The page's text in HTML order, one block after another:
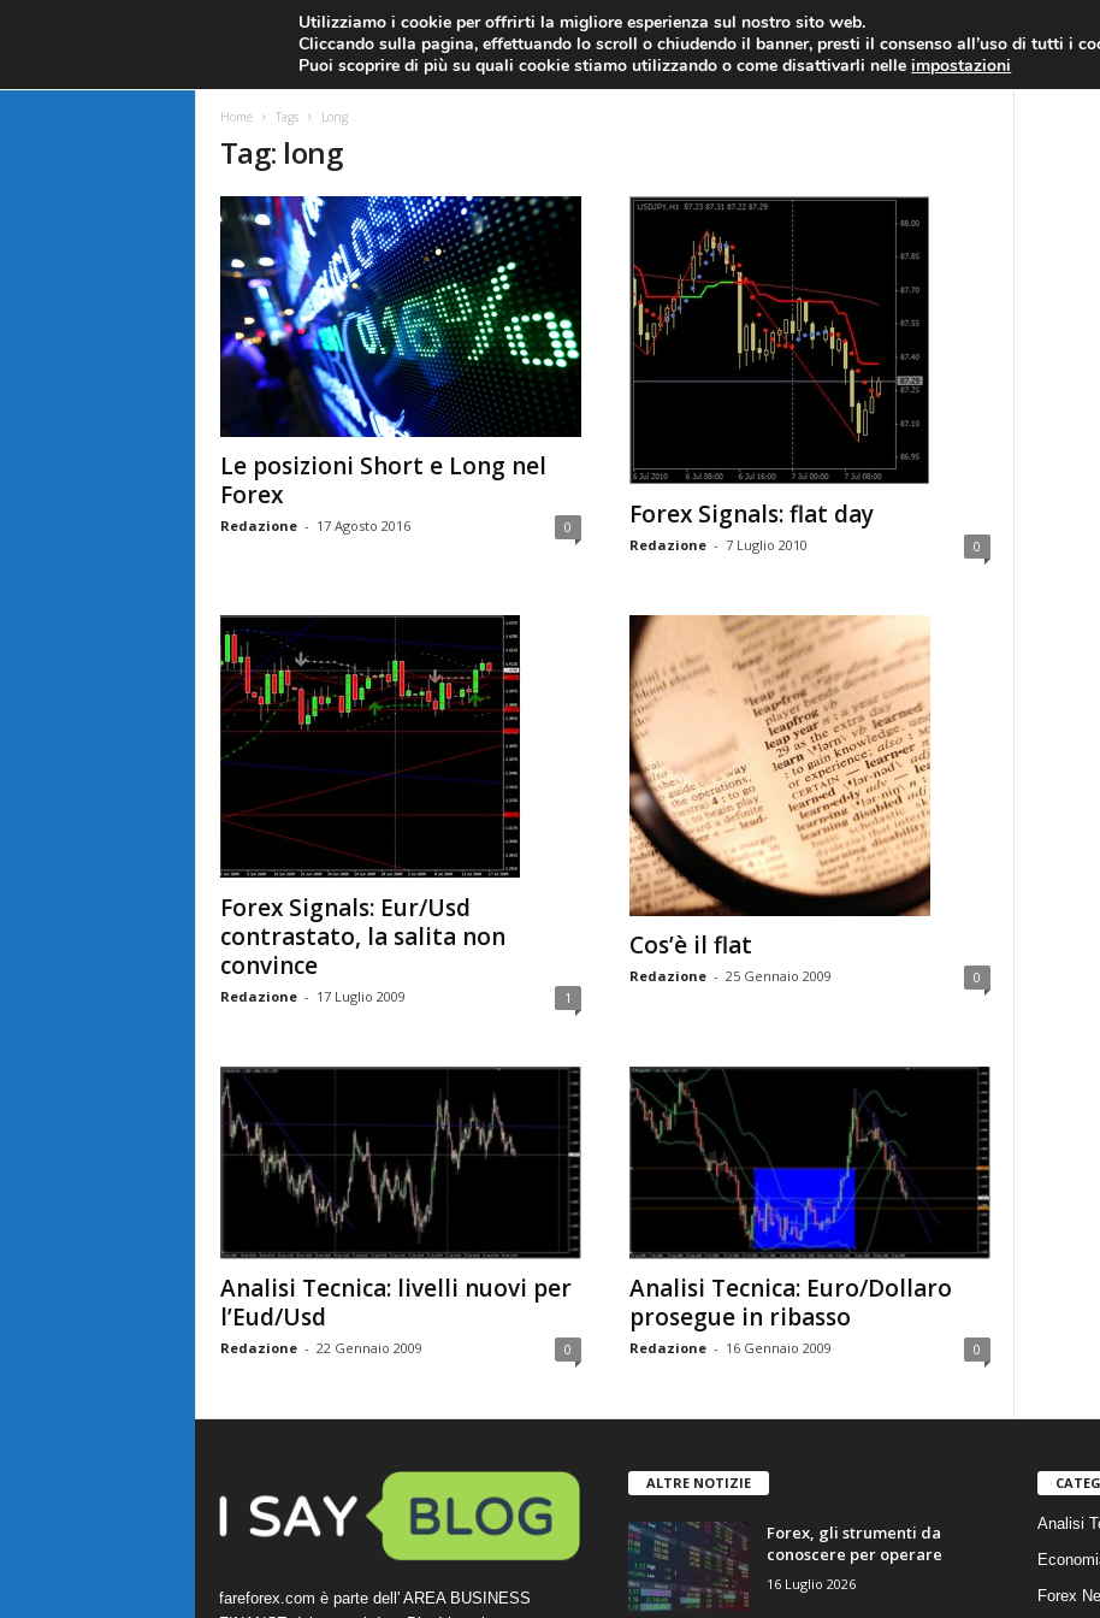
CANDELE GIAPPONESI ECONOMIA FOREX GRATIS FOREX NEWS FOREX SIGNALS FOREX TRADING
F
a
r
e
F
o
r
ANALISI TECNICA EURO/DOLLARO ECONOMIA FOREX NEWS
Home Tags Long
Tag: long
Le posizioni Short e Long nel
Forex
Redazione - 17 Agosto 2016 0 Forex Signals: flat day
Redazione - 7 Luglio 2010 0
Forex Signals: Eur/Usd
contrastato, la salita non
convince
Redazione - 17 Luglio 2009 1
Cos’è il flat
Redazione - 25 Gennaio 2009 0
Analisi Tecnica: livelli nuovi per
l’Eud/Usd
Redazione - 22 Gennaio 2009 0
Analisi Tecnica: Euro/Dollaro
prosegue in ribasso
Redazione - 16 Gennaio 2009 0
fareforex.com è parte dell' AREA BUSINESS
ALTRE NOTIZIE
Forex, gli strumenti da
conoscere per operare
16 Luglio 2026
Analisi
Forex
Utilizziamo i cookie per offrirti la migliore esperienza sul nostro sito web.
Cliccando sulla pagina, effettuando lo scroll o chiudendo il banner, presti il consenso all’uso di tutti i
Puoi scoprire di più su quali cookie stiamo utilizzando o come disattivarli nelleimpostazioni